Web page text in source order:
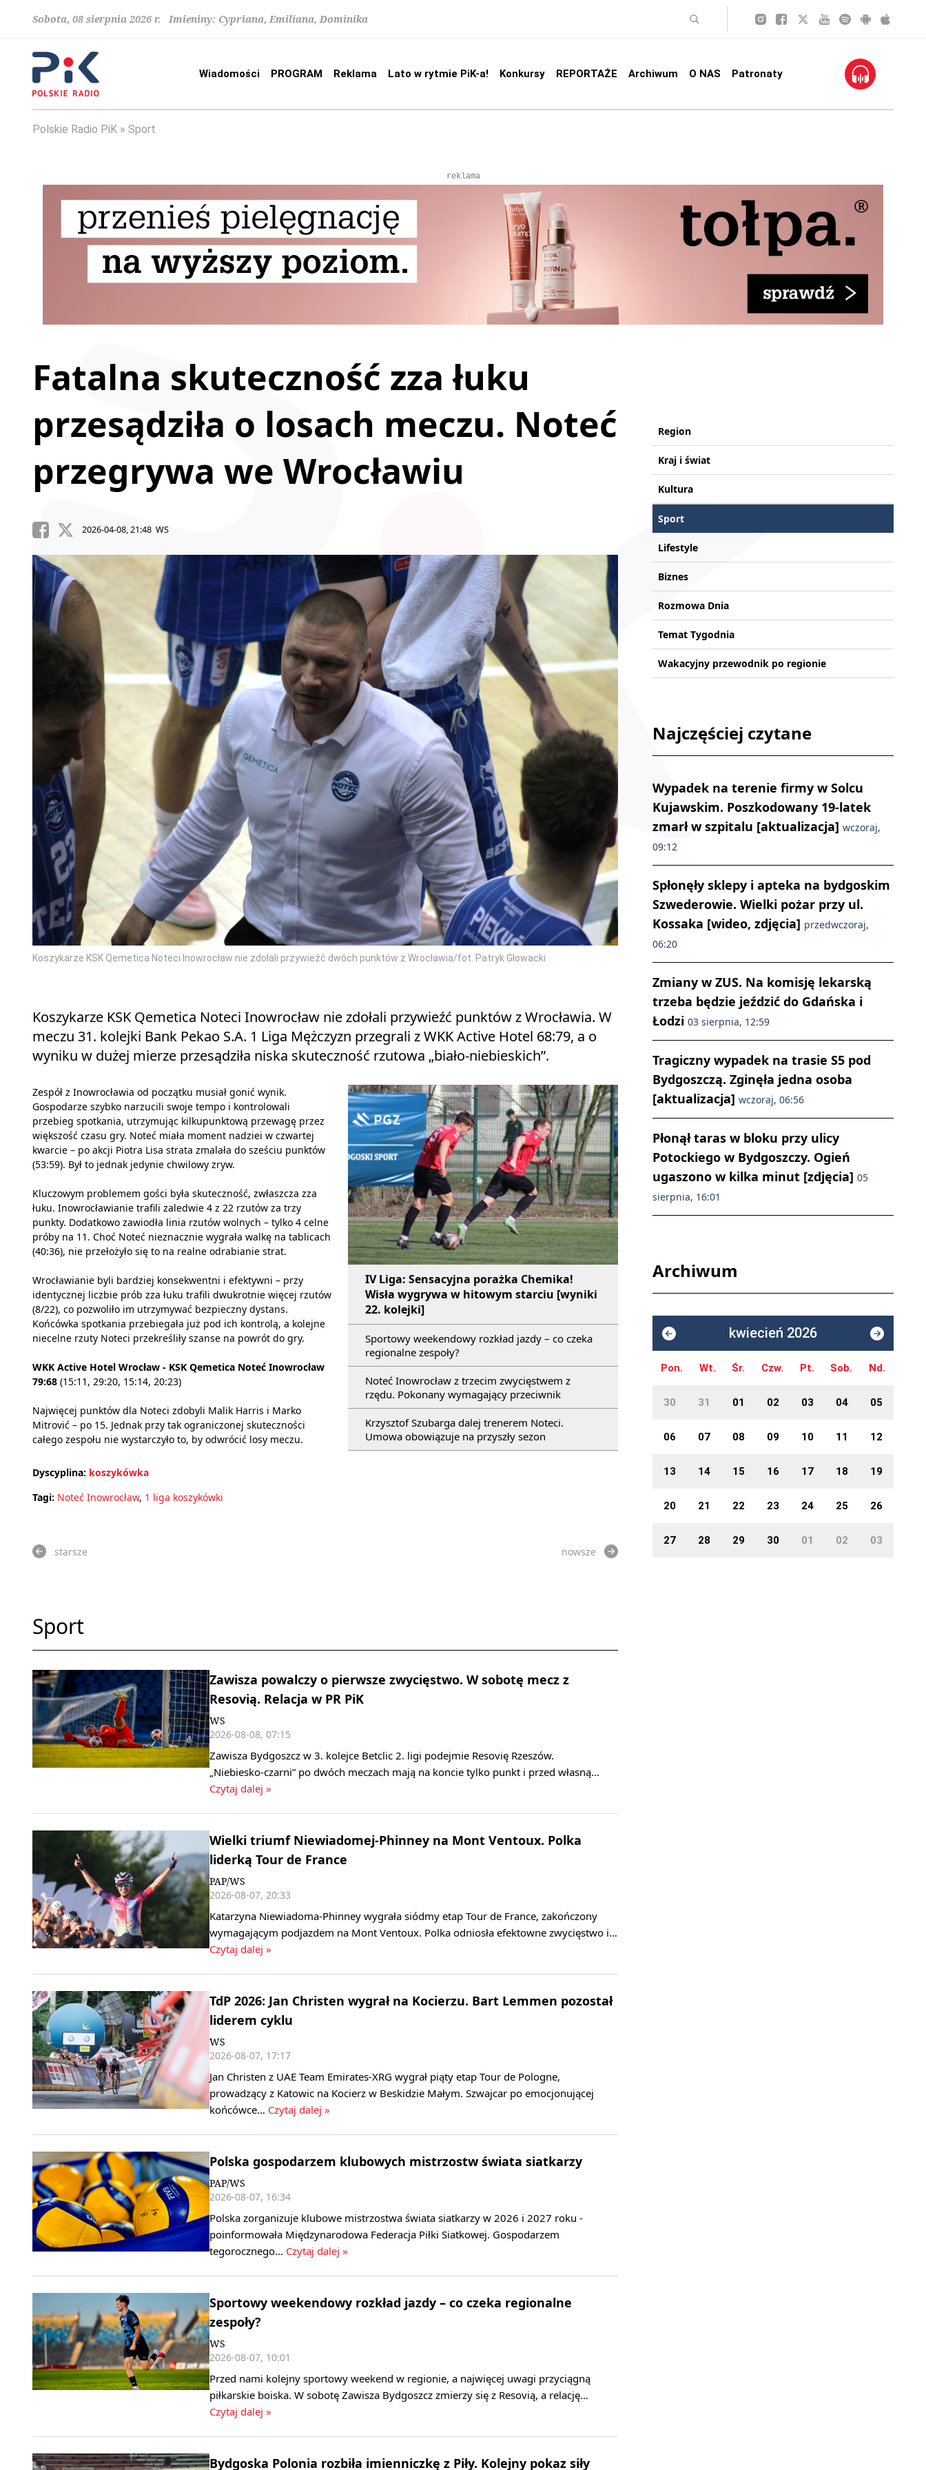
Sobota, 08 sierpnia 2026 r. Imieniny: Cypriana, Emiliana, Dominika
Wiadomości PROGRAM Reklama Lato w rytmie PiK-a! Konkursy REPORTAŻE Archiwum O NAS Patronaty
Polskie Radio PiK Sport
reklama
Fatalna skuteczność zza łuku
przesądziła o losach meczu. Noteć
przegrywa we Wrocławiu
2026-04-08, 21:48 WS
Koszykarze KSK Qemetica Noteci Inowrocław nie zdołali przywieźć dwóch punktów z Wrocławia/fot. Patryk Głowacki
Koszykarze KSK Qemetica Noteci Inowrocław nie zdołali przywieźć punktów z Wrocławia. W
meczu 31. kolejki Bank Pekao S.A. 1 Liga Mężczyzn przegrali z WKK Active Hotel 68:79, a o
wyniku w dużej mierze przesądziła niska skuteczność rzutowa „biało-niebieskich”.
IV Liga: Sensacyjna porażka Chemika!
Wisła wygrywa w hitowym starciu [wyniki
22. kolejki]
Sportowy weekendowy rozkład jazdy – co czeka
regionalne zespoły?
Noteć Inowrocław z trzecim zwycięstwem z
rzędu. Pokonany wymagający przeciwnik
Krzysztof Szubarga dalej trenerem Noteci.
Umowa obowiązuje na przyszły sezon
Zespół z Inowrocławia od początku musiał gonić wynik.
Gospodarze szybko narzucili swoje tempo i kontrolowali
przebieg spotkania, utrzymując kilkupunktową przewagę przez
większość czasu gry. Noteć miała moment nadziei w czwartej
kwarcie – po akcji Piotra Lisa strata zmalała do sześciu punktów
(53:59). Był to jednak jedynie chwilowy zryw.
Kluczowym problemem gości była skuteczność, zwłaszcza zza
łuku. Inowrocławianie trafili zaledwie 4 z 22 rzutów za trzy
punkty. Dodatkowo zawiodła linia rzutów wolnych – tylko 4 celne
próby na 11. Choć Noteć nieznacznie wygrała walkę na tablicach
(40:36), nie przełożyło się to na realne odrabianie strat.
Wrocławianie byli bardziej konsekwentni i efektywni – przy
identycznej liczbie prób zza łuku trafili dwukrotnie więcej rzutów
(8/22), co pozwoliło im utrzymywać bezpieczny dystans.
Końcówka spotkania przebiegała już pod ich kontrolą, a kolejne
niecelne rzuty Noteci przekreśliły szanse na powrót do gry.
WKK Active Hotel Wrocław - KSK Qemetica Noteć Inowrocław
79:68 (15:11, 29:20, 15:14, 20:23)
Najwięcej punktów dla Noteci zdobyli Malik Harris i Marko
Mitrović – po 15. Jednak przy tak ograniczonej skuteczności
całego zespołu nie wystarczyło to, by odwrócić losy meczu.
Dyscyplina: koszykówka
Tagi: Noteć Inowrocław, 1 liga koszykówki
starsze nowsze
Sport
Zawisza powalczy o pierwsze zwycięstwo. W sobotę mecz z
Resovią. Relacja w PR PiK
WS
2026-08-08, 07:15
Zawisza Bydgoszcz w 3. kolejce Betclic 2. ligi podejmie Resovię Rzeszów.
„Niebiesko‑czarni” po dwóch meczach mają na koncie tylko punkt i przed własną…
Czytaj dalej »
Wielki triumf Niewiadomej-Phinney na Mont Ventoux. Polka
liderką Tour de France
PAP/WS
2026-08-07, 20:33
Katarzyna Niewiadoma-Phinney wygrała siódmy etap Tour de France, zakończony
wymagającym podjazdem na Mont Ventoux. Polka odniosła efektowne zwycięstwo i…
Czytaj dalej »
TdP 2026: Jan Christen wygrał na Kocierzu. Bart Lemmen pozostał
liderem cyklu
WS
2026-08-07, 17:17
Jan Christen z UAE Team Emirates-XRG wygrał piąty etap Tour de Pologne,
prowadzący z Katowic na Kocierz w Beskidzie Małym. Szwajcar po emocjonującej
końcówce… Czytaj dalej »
Polska gospodarzem klubowych mistrzostw świata siatkarzy
PAP/WS
2026-08-07, 16:34
Polska zorganizuje klubowe mistrzostwa świata siatkarzy w 2026 i 2027 roku -
poinformowała Międzynarodowa Federacja Piłki Siatkowej. Gospodarzem
tegorocznego… Czytaj dalej »
Sportowy weekendowy rozkład jazdy – co czeka regionalne
zespoły?
WS
2026-08-07, 10:01
Przed nami kolejny sportowy weekend w regionie, a najwięcej uwagi przyciągną
piłkarskie boiska. W sobotę Zawisza Bydgoszcz zmierzy się z Resovią, a relację…
Czytaj dalej »
Bydgoska Polonia rozbiła imienniczkę z Piły. Kolejny pokaz siły
Region
Kraj i świat
Kultura
Sport
Lifestyle
Biznes
Rozmowa Dnia
Temat Tygodnia
Wakacyjny przewodnik po regionie
Najczęściej czytane
Wypadek na terenie firmy w Solcu
Kujawskim. Poszkodowany 19-latek
zmarł w szpitalu [aktualizacja] wczoraj,
09:12
Spłonęły sklepy i apteka na bydgoskim
Szwederowie. Wielki pożar przy ul.
Kossaka [wideo, zdjęcia] przedwczoraj,
06:20
Zmiany w ZUS. Na komisję lekarską
trzeba będzie jeździć do Gdańska i
Łodzi 03 sierpnia, 12:59
Tragiczny wypadek na trasie S5 pod
Bydgoszczą. Zginęła jedna osoba
[aktualizacja] wczoraj, 06:56
Płonął taras w bloku przy ulicy
Potockiego w Bydgoszczy. Ogień
ugaszono w kilka minut [zdjęcia] 05
sierpnia, 16:01
Archiwum
kwiecień 2026
Pon. Wt. Śr. Czw. Pt. Sob. Nd.
30 31 01 02 03 04 05
06 07 08 09 10 11 12
13 14 15 16 17 18 19
20 21 22 23 24 25 26
27 28 29 30 01 02 03